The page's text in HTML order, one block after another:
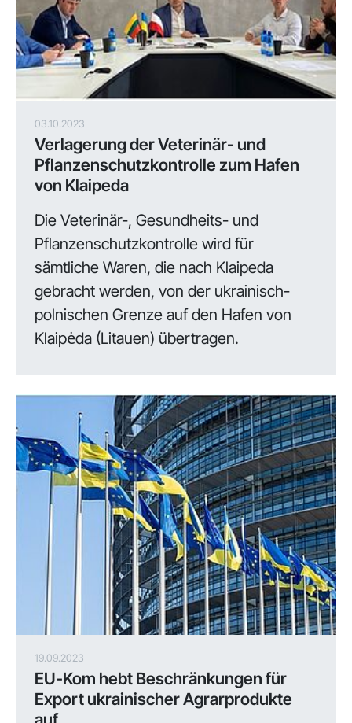
03.10.2023
Verlagerung der Veterinär- und
Pflanzenschutzkontrolle zum Hafen
von Klaipeda
Die Veterinär-, Gesundheits- und
Pflanzenschutzkontrolle wird für
sämtliche Waren, die nach Klaipeda
gebracht werden, von der ukrainisch-
polnischen Grenze auf den Hafen von
Klaipėda (Litauen) übertragen.
19.09.2023
EU-Kom hebt Beschränkungen für
Export ukrainischer Agrarprodukte